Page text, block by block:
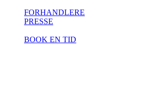
FORHANDLERE
PRESSE
BOOK EN TID